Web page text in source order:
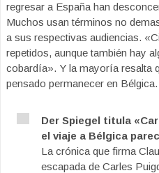
regresar a España han
Muchos usan términos no
a sus respectivas audiencias.
repetidos, aunque también hay
cobardía». Y la mayoría resalta
pensado permanecer en Bélgica.
Der Spiegel titula
el viaje a Bélgica
La crónica que firma
escapada de Carles